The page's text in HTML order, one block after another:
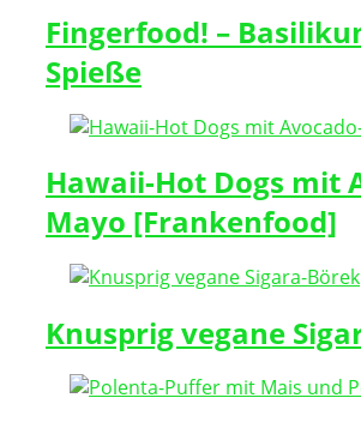
Fingerfood! –
Spieße
Hawaii-Hot Dogs mit
Mayo [Frankenfood]
Knusprig vegane